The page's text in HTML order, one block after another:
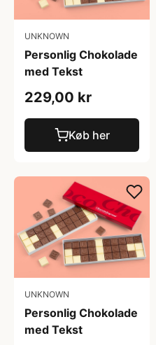
UNKNOWN
Personlig Chokolade
med Tekst
229,00 kr
Køb her
UNKNOWN
Personlig Chokolade
med Tekst